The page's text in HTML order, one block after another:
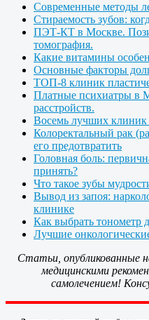
Современные методы
Стираемость зубов:
ПЭТ-КТ в Москве.
томография.
Какие витамины
Основные факторы
ТОП-8 клиник
Платные психиатры в
расстройств.
Восемь лучших
Колоректальный рак
его предотвратить
Головная боль:
принять?
Что такое зубы
Вывод из запоя:
клинике
Как выбрать тонометр
Лучшие
Статьи, опубликованные
медицинскими
самолечением!